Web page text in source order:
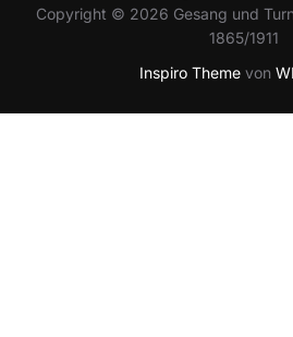
Copyright © 2026 Gesang und
1865/1911
Inspiro Theme von